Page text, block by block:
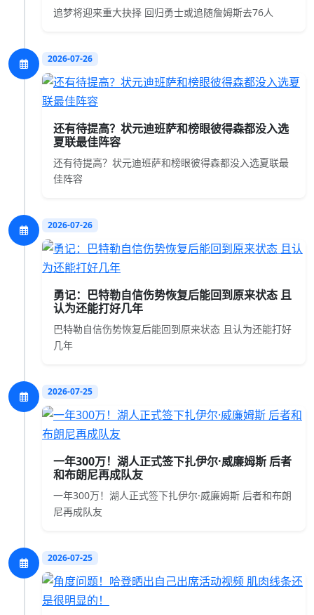
追梦将迎来重大抉择 回归勇士或追随詹姆斯去76人
2026-07-26
还有待提高？状元迪班萨和榜眼彼得森都没入选
夏联最佳阵容
还有待提高？状元迪班萨和榜眼彼得森都没入选夏联最
佳阵容
2026-07-26
勇记：巴特勒自信伤势恢复后能回到原来状态 且
认为还能打好几年
巴特勒自信伤势恢复后能回到原来状态 且认为还能打好
几年
2026-07-25
一年300万！湖人正式签下扎伊尔·威廉姆斯 后者
和布朗尼再成队友
一年300万！湖人正式签下扎伊尔·威廉姆斯 后者和布朗
尼再成队友
2026-07-25